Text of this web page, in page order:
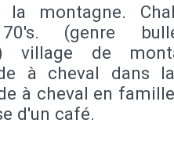
la montagne.
(genre
village de
à cheval dans
à cheval en
d'un café.